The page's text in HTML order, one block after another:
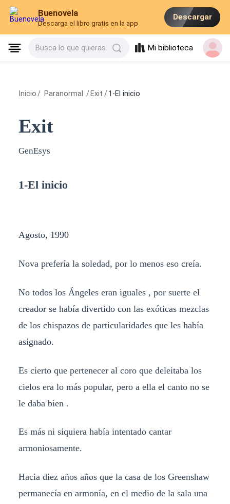
Buenovela
Descarga el libro gratis en la app
Descargar
Busca lo que quieras Mi biblioteca
Inicio / Paranormal / Exit / 1-El inicio
Exit
GenEsys
1-El inicio
Agosto, 1990
Nova prefería la soledad, por lo menos eso creía.
No todos los Ángeles eran iguales , por suerte el
creador se había divertido con las exóticas mezclas
de los chispazos de particularidades que les había
asignado.
Es cierto que pertenecer al coro que deleitaba los
cielos era lo más popular, pero a ella el canto no se
le daba bien .
Es más ni siquiera había intentado cantar
armoniosamente.
Hacia diez años años que la casa de los Greenshaw
permanecía en armonía, en el medio de la sala una